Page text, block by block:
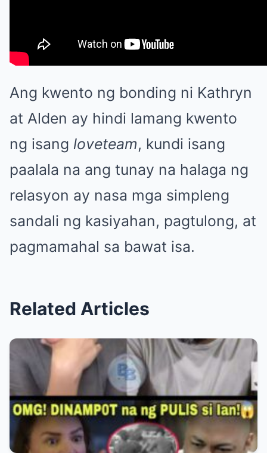
Ang kwento ng bonding ni Kathryn
at Alden ay hindi lamang kwento
ng isang loveteam, kundi isang
paalala na ang tunay na halaga ng
relasyon ay nasa mga simpleng
sandali ng kasiyahan, pagtulong, at
pagmamahal sa bawat isa.
Related Articles